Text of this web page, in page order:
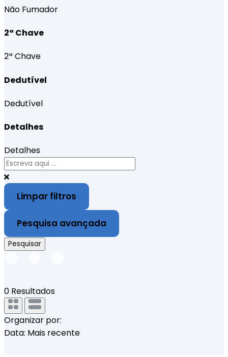
Não Fumador
2ª Chave
2ª Chave
Dedutível
Dedutível
Detalhes
Detalhes
Limpar filtros
Pesquisa avançada
Pesquisar
0 Resultados
Organizar por:
Data: Mais recente